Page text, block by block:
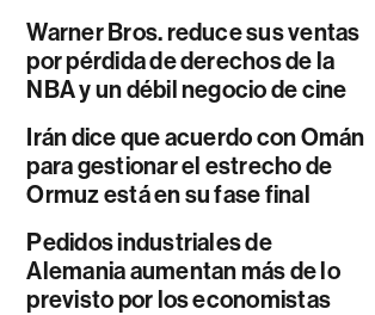
Warner Bros. reduce sus ventas
por pérdida de derechos de la
NBA y un débil negocio de cine
Irán dice que acuerdo con Omán
para gestionar el estrecho de
Ormuz está en su fase final
Pedidos industriales de
Alemania aumentan más de lo
previsto por los economistas